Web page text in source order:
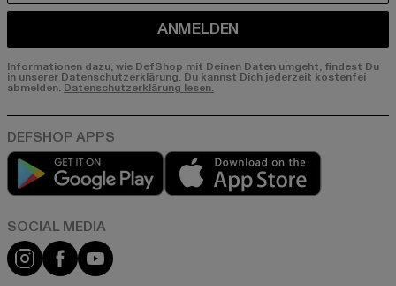
ANMELDEN
Informationen dazu, wie DefShop mit Deinen Daten umgeht, findest Du
in unserer Datenschutzerklärung. Du kannst Dich jederzeit kostenfei
abmelden. Datenschutzerklärung lesen.
Play market
Instagram
FacebookYouTube